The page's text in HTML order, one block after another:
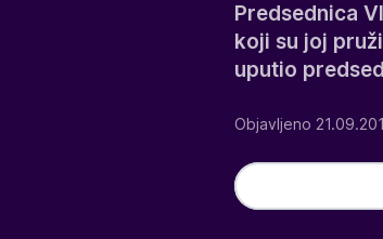
Predsednica
koji su joj
uputio
Objavljeno